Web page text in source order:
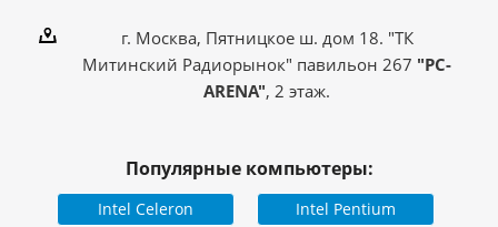
г. Москва, Пятницкое ш. дом 18. "ТК
Митинский Радиорынок" павильон 267 "PC-
ARENA", 2 этаж.
Популярные компьютеры:
Intel Celeron Intel Pentium